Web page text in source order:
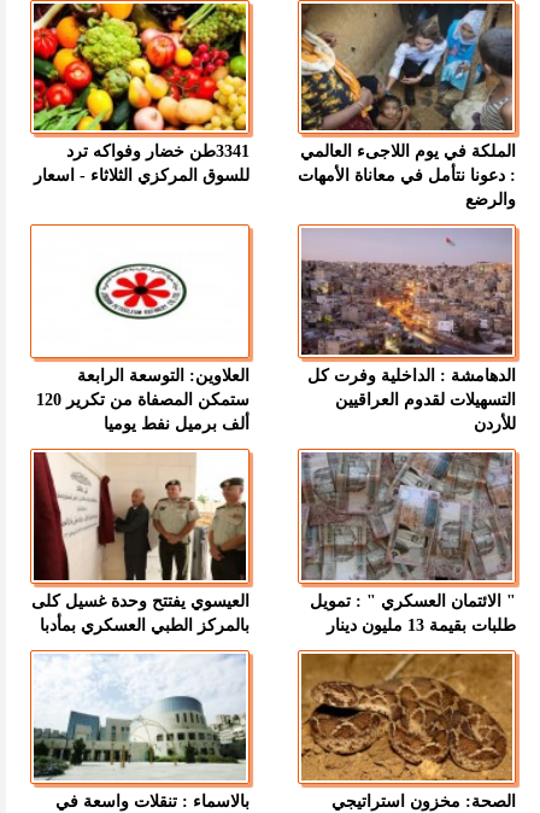
الملكة في يوم اللاجىء العالمي
: دعونا نتأمل في معاناة الأمهات
والرضع
3341طن خضار وفواكه ترد
للسوق المركزي الثلاثاء - اسعار
الدهامشة : الداخلية وفرت كل
التسهيلات لقدوم العراقيين
للأردن
العلاوين: التوسعة الرابعة
ستمكن المصفاة من تكرير 120
ألف برميل نفط يوميا
" الائتمان العسكري " : تمويل
طلبات بقيمة 13 مليون دينار
العيسوي يفتتح وحدة غسيل كلى
بالمركز الطبي العسكري بمأدبا
الصحة: مخزون استراتيجي
بالاسماء : تنقلات واسعة في